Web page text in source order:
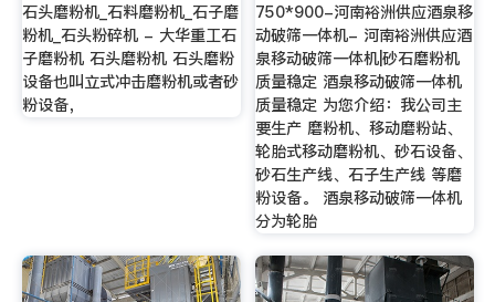
石头磨粉机_石料磨粉机_石子磨
粉机_石头粉碎机 - 大华重工石
子磨粉机 石头磨粉机 石头磨粉
设备也叫立式冲击磨粉机或者砂
粉设备，
750*900-河南裕洲供应酒泉移
动破筛一体机- 河南裕洲供应酒
泉移动破筛一体机|砂石磨粉机
质量稳定 酒泉移动破筛一体机
质量稳定 为您介绍：我公司主
要生产 磨粉机、移动磨粉站、
轮胎式移动磨粉机、砂石设备、
砂石生产线、石子生产线 等磨
粉设备。 酒泉移动破筛一体机
分为轮胎